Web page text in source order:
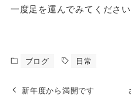
一度足を運んでみてください
ブログ 日常
新年度から満開です